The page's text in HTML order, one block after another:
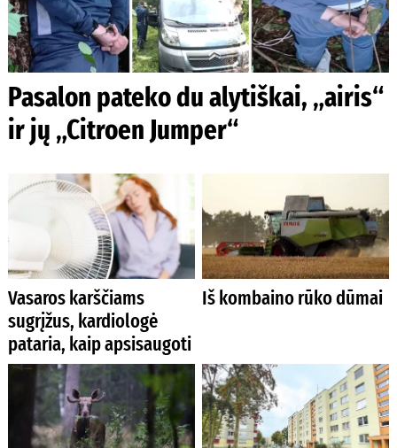
Pasalon pateko du alytiškai, „airis“
ir jų „Citroen Jumper“
Vasaros karščiams
sugrįžus, kardiologė
pataria, kaip apsisaugoti
Iš kombaino rūko dūmai